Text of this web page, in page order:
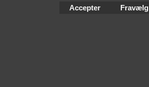
To create online store
Accepter Fravælg